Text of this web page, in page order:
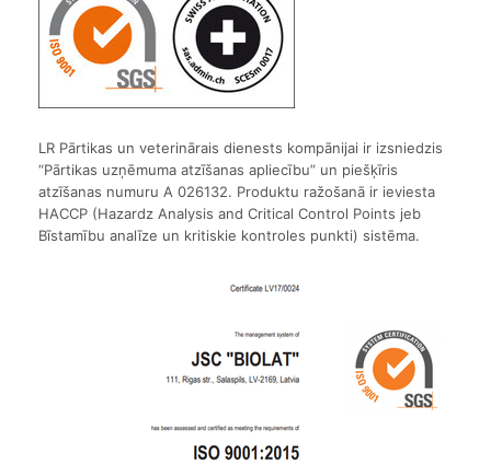
LR Pārtikas un veterinārais dienests kompānijai ir izsniedzis
“Pārtikas uzņēmuma atzīšanas apliecību” un piešķīris
atzīšanas numuru A 026132. Produktu ražošanā ir ieviesta
HACCP (Hazardz Analysis and Critical Control Points jeb
Bīstamību analīze un kritiskie kontroles punkti) sistēma.